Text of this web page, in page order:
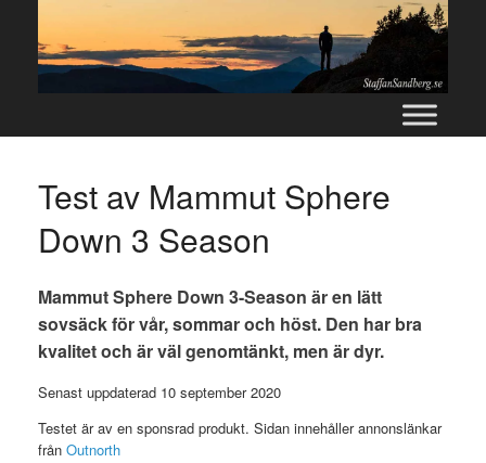
content
Test av Mammut Sphere
Down 3 Season
Mammut Sphere Down 3-Season är en lätt
sovsäck för vår, sommar och höst. Den har bra
kvalitet och är väl genomtänkt, men är dyr.
Senast uppdaterad 10 september 2020
Testet är av en sponsrad produkt. Sidan innehåller annonslänkar
från Outnorth